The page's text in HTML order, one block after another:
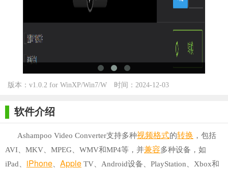
版本：v1.0.2 for WinXP/Win7/W
时间：2024-12-03
软件介绍
Ashampoo Video Converter支持多种视频格式的转换 ，包括
AVI、MKV、MPEG、WMV和MP4等，并兼容多种设备，如
iPad、 iPhone Apple TV、Android设备、PlayStation、Xbox和